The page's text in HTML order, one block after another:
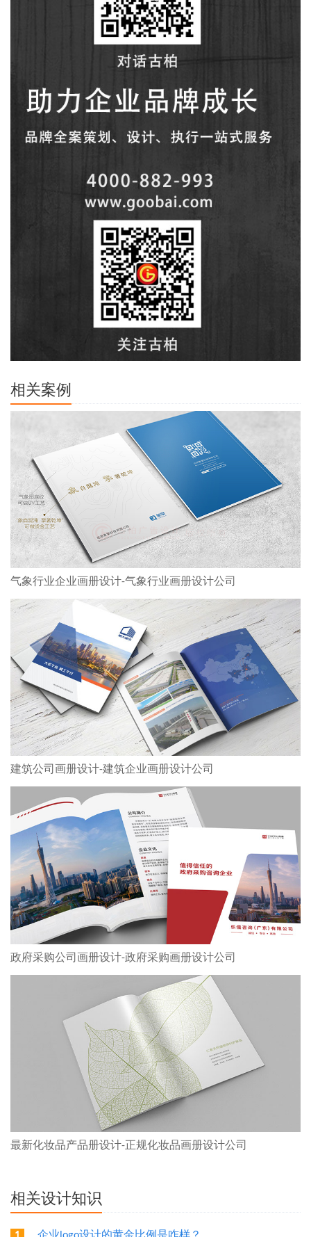
相关案例
气象行业企业画册设计-气象行业画册设计公司
建筑公司画册设计-建筑企业画册设计公司
政府采购公司画册设计-政府采购画册设计公司
最新化妆品产品册设计-正规化妆品画册设计公司
相关设计知识